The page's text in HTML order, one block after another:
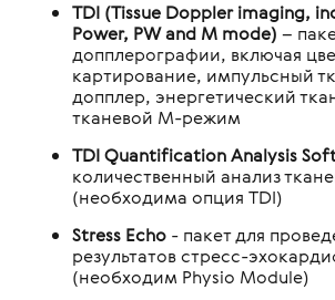
TDI (Tissue Doppler imaging,
Power, PW and M mode) –
допплерографии, включая
картирование, импульсный
допплер, энергетический
тканевой М-режим
TDI Quantification Analysis
количественный анализ
(необходима опция TDI)
Stress Echo - пакет для
результатов стресс-
(необходим Physio Module)